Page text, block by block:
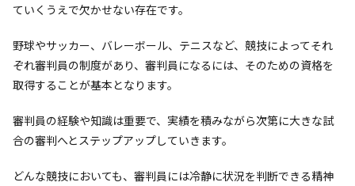
ていくうえで欠かせない存在です。
野球やサッカー、バレーボール、テニスなど、競技によってそれ
ぞれ審判員の制度があり、審判員になるには、そのための資格を
取得することが基本となります。
審判員の経験や知識は重要で、実績を積みながら次第に大きな試
合の審判へとステップアップしていきます。
どんな競技においても、審判員には冷静に状況を判断できる精神